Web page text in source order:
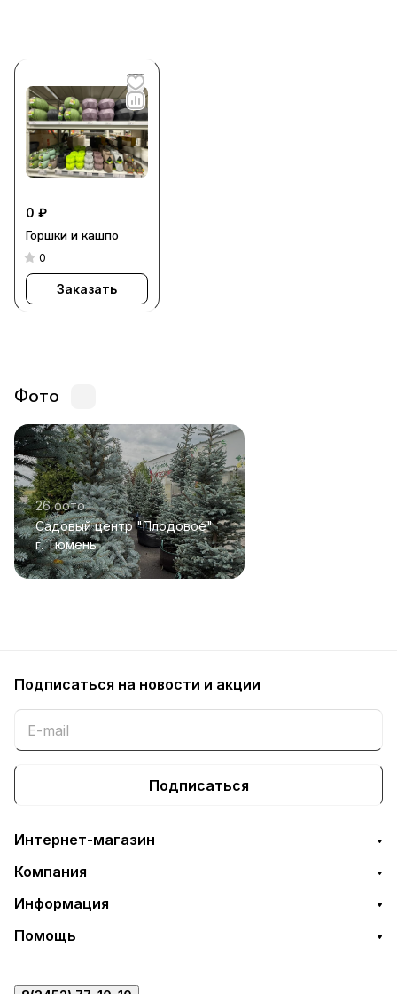
0 ₽
Горшки и кашпо
0
Заказать
Фото
26 фото
Садовый центр "Плодовое"
г. Тюмень
Подписаться на новости и акции
Подписаться
Интернет-магазин
Компания
Информация
Помощь